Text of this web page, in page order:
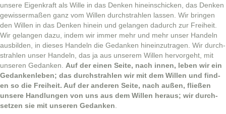
unsere Eigenkraft als Wille in das Denken hinein­schick­en, das Denken
gewis­ser­maßen ganz vom Willen durch­strahlen lassen. Wir brin­gen
den Willen in das Denken hinein und gelan­gen dadurch zur Frei­heit.
Wir gelan­gen dazu, indem wir immer mehr und mehr unser Han­deln
aus­bilden, in dieses Han­deln die Gedanken hineinzu­tra­gen. Wir durch­
strahlen unser Han­deln, das ja aus unserem Willen her­vorge­ht, mit
unseren Gedanken. Auf der einen Seite, nach innen, leben wir ein
Gedanken­leben; das durch­strahlen wir mit dem Willen und find­
en so die Frei­heit. Auf der anderen Seite, nach außen, fließen
unsere Hand­lun­gen von uns aus dem Willen her­aus; wir durch­
set­zen sie mit unseren Gedanken.